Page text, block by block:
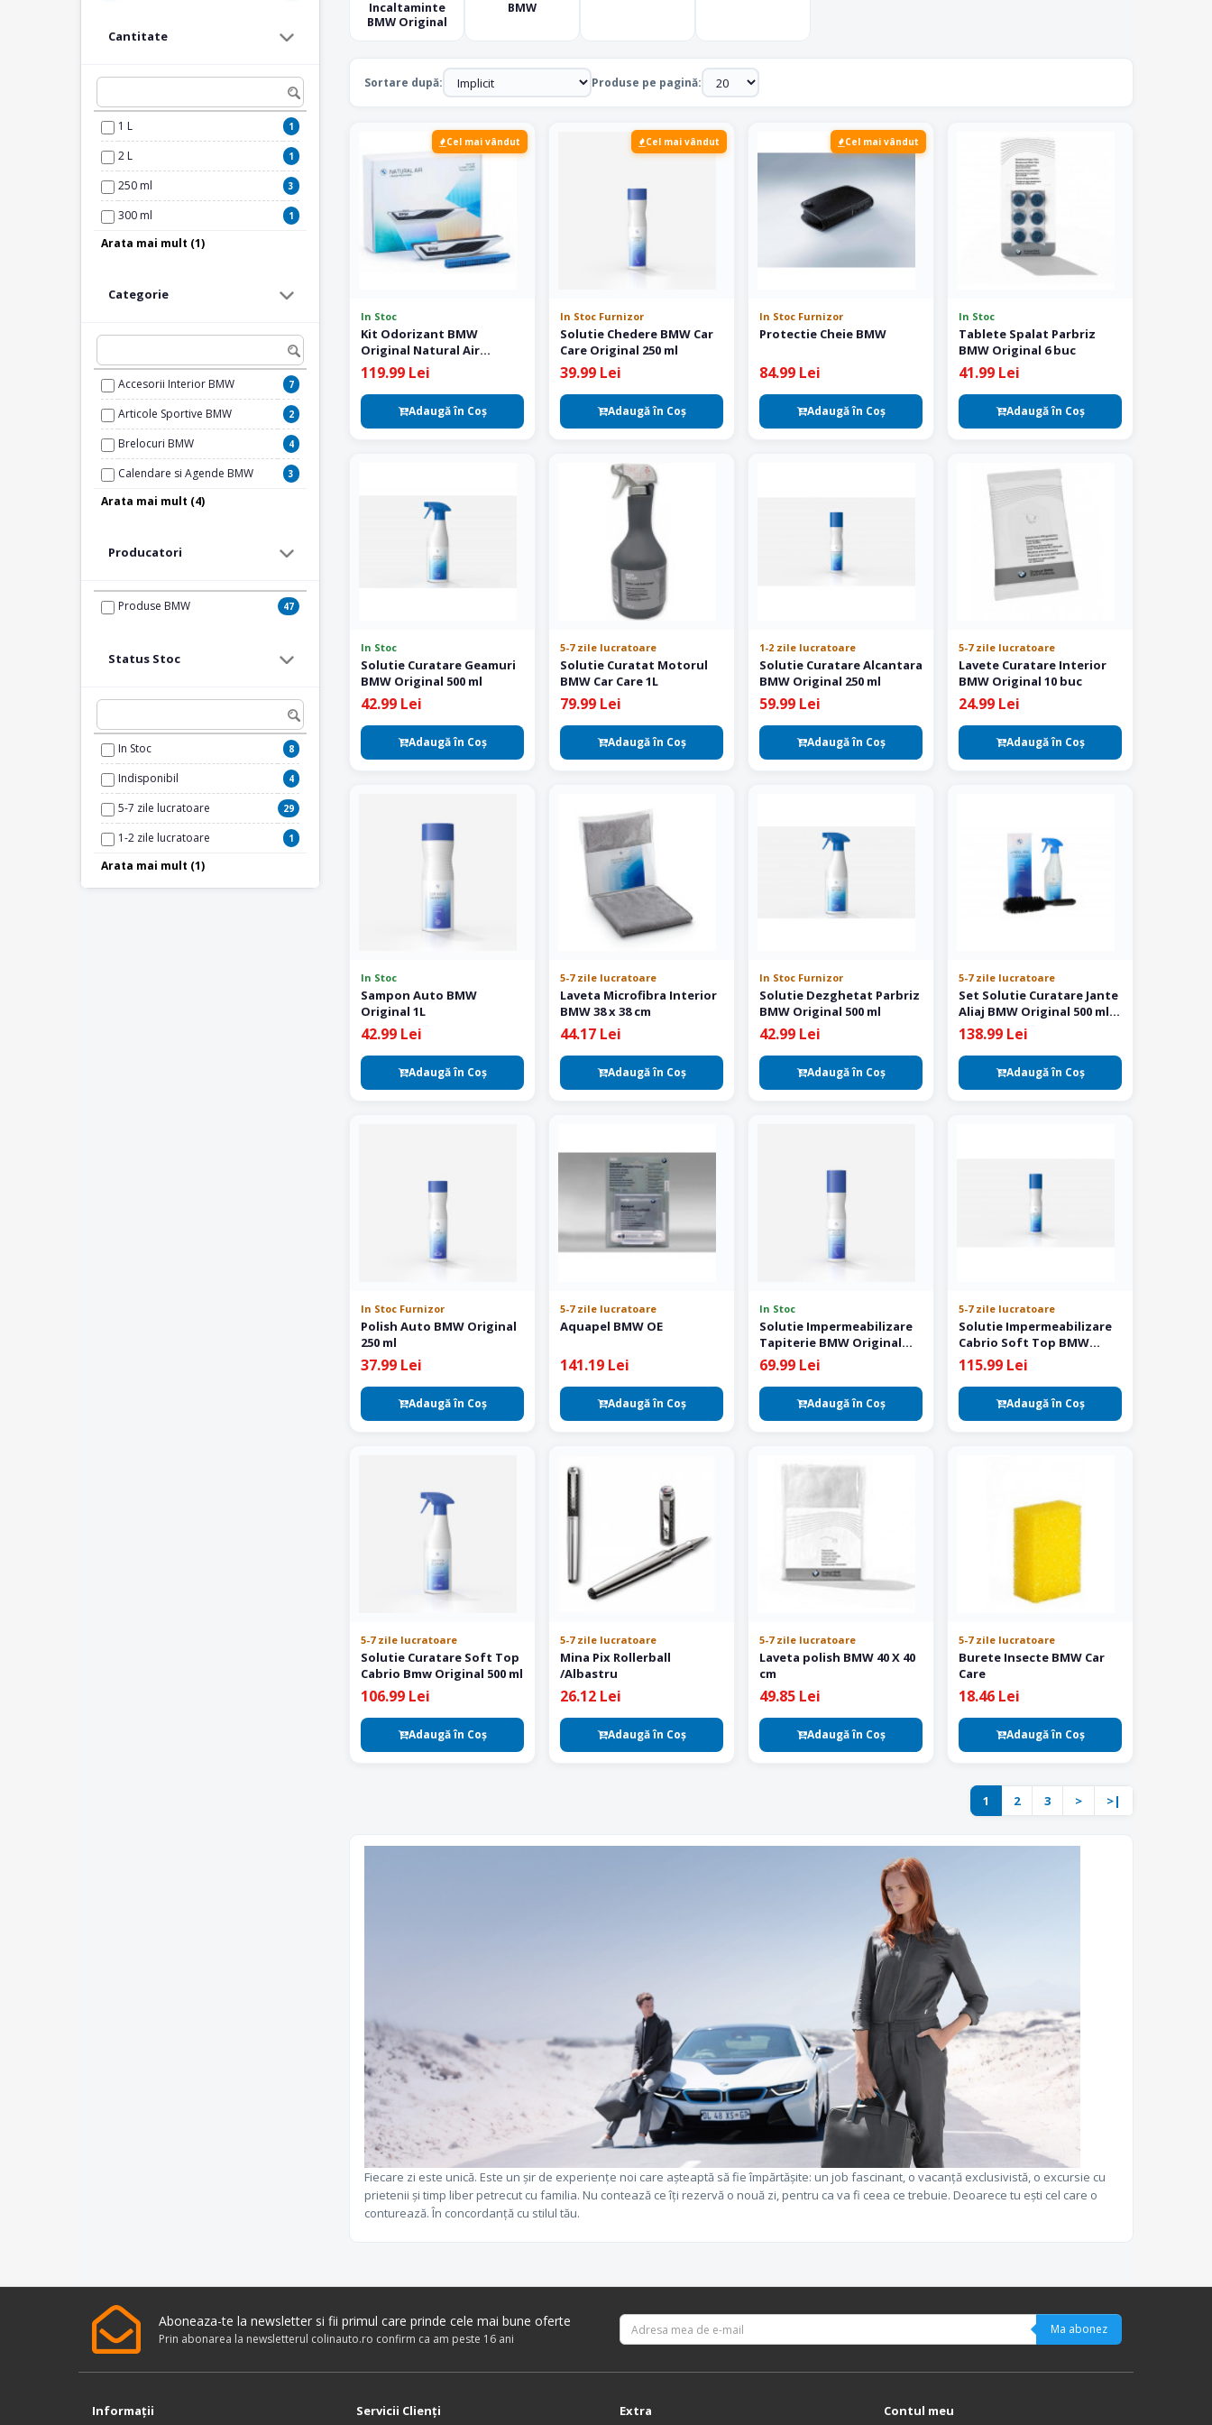
Cantitate
1 L 1
2 L 1
250 ml 3
300 ml 1
500 ml
Arata mai mult (1)
Categorie
Accesorii Interior BMW 7
Articole Sportive BMW 2
Brelocuri BMW 4
Calendare si Agende BMW 3
Haine si Incaltaminte BMW
Intretinere Auto BMW 26
Ochelari BMW 1
Arata mai mult (4)
Producatori
Produse BMW 47
Status Stoc
In Stoc 8
Indisponibil 4
5-7 zile lucratoare 29
1-2 zile lucratoare 1
In Stoc Furnizor
Arata mai mult (1)
Incaltaminte
BMW Original
BMW
Sortare după: Produse pe pagină:
Cel mai vândut
In Stoc
Kit Odorizant BMW
Original Natural Air
Starter Kit
119.99 Lei
Adaugă în Coş
Cel mai vândut
In Stoc Furnizor
Solutie Chedere BMW Car
Care Original 250 ml
39.99 Lei
Adaugă în Coş
Cel mai vândut
In Stoc Furnizor
Protectie Cheie BMW
84.99 Lei
Adaugă în Coş
In Stoc
Tablete Spalat Parbriz
BMW Original 6 buc
41.99 Lei
Adaugă în Coş
In Stoc
Solutie Curatare Geamuri
BMW Original 500 ml
42.99 Lei
Adaugă în Coş
5-7 zile lucratoare
Solutie Curatat Motorul
BMW Car Care 1L
79.99 Lei
Adaugă în Coş
1-2 zile lucratoare
Solutie Curatare Alcantara
BMW Original 250 ml
59.99 Lei
Adaugă în Coş
5-7 zile lucratoare
Lavete Curatare Interior
BMW Original 10 buc
24.99 Lei
Adaugă în Coş
In Stoc
Sampon Auto BMW
Original 1L
42.99 Lei
Adaugă în Coş
5-7 zile lucratoare
Laveta Microfibra Interior
BMW 38 x 38 cm
44.17 Lei
Adaugă în Coş
In Stoc Furnizor
Solutie Dezghetat Parbriz
BMW Original 500 ml
42.99 Lei
Adaugă în Coş
5-7 zile lucratoare
Set Solutie Curatare Jante
Aliaj BMW Original 500 ml
Perie Inclusa
138.99 Lei
Adaugă în Coş
In Stoc Furnizor
Polish Auto BMW Original
250 ml
37.99 Lei
Adaugă în Coş
5-7 zile lucratoare
Aquapel BMW OE
141.19 Lei
Adaugă în Coş
In Stoc
Solutie Impermeabilizare
Tapiterie BMW Original
250 ml
69.99 Lei
Adaugă în Coş
5-7 zile lucratoare
Solutie Impermeabilizare
Cabrio Soft Top BMW
Original 500 ml
115.99 Lei
Adaugă în Coş
5-7 zile lucratoare
Solutie Curatare Soft Top
Cabrio Bmw Original 500 ml
106.99 Lei
Adaugă în Coş
5-7 zile lucratoare
Mina Pix Rollerball
/Albastru
26.12 Lei
Adaugă în Coş
5-7 zile lucratoare
Laveta polish BMW 40 X 40
cm
49.85 Lei
Adaugă în Coş
5-7 zile lucratoare
Burete Insecte BMW Car
Care
18.46 Lei
Adaugă în Coş
1 2 3 > >|
Fiecare zi este unică. Este un șir de experiențe noi care așteaptă să fie împărtășite: un job fascinant, o vacanță exclusivistă, o excursie cu
prietenii și timp liber petrecut cu familia. Nu contează ce îți rezervă o nouă zi, pentru ca va fi ceea ce trebuie. Deoarece tu ești cel care o
conturează. În concordanță cu stilul tău.
Aboneaza-te la newsletter si fii primul care prinde cele mai bune oferte
Prin abonarea la newsletterul colinauto.ro confirm ca am peste 16 ani
Ma abonez
Informaţii Servicii Clienţi Extra Contul meu